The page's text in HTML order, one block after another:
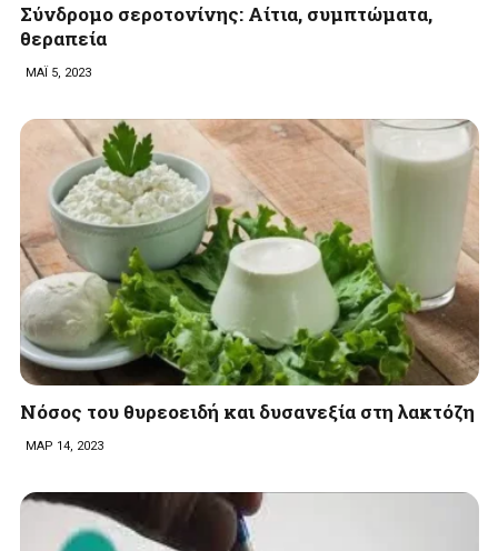
Σύνδρομο σεροτονίνης: Αίτια, συμπτώματα,
θεραπεία
ΜΑΪ 5, 2023
Nόσος του θυρεοειδή και δυσανεξία στη λακτόζη
ΜΑΡ 14, 2023